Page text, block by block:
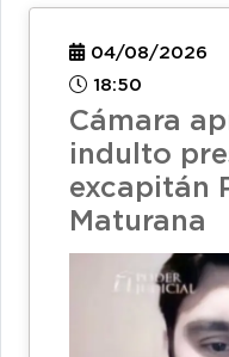
04/08/2026
18:50
Cámara
indulto
excapitán
Maturana